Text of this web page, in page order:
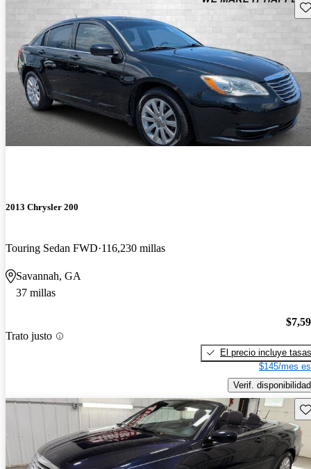
2013 Chrysler 200
Touring Sedan FWD 116,230 millas
Savannah, GA
37 millas
Trato justo
El precio incluye tasas
$145/mes
Verif. disponibilidad